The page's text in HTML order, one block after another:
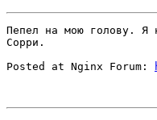
Пепел на мою голову. Я
Сорри.
Posted at Nginx Forum: